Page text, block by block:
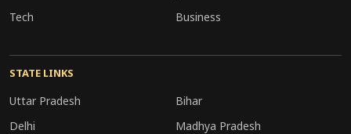
Tech
Business
STATE LINKS
Uttar Pradesh
Bihar
Delhi
Madhya Pradesh